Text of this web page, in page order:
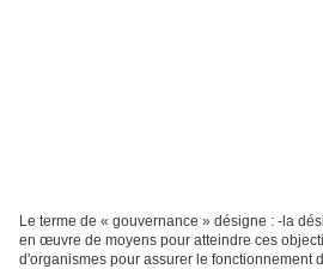
Le terme de « gouvernance » désigne : -la
en œuvre de moyens pour atteindre ces
d'organismes pour assurer le fonctionnement